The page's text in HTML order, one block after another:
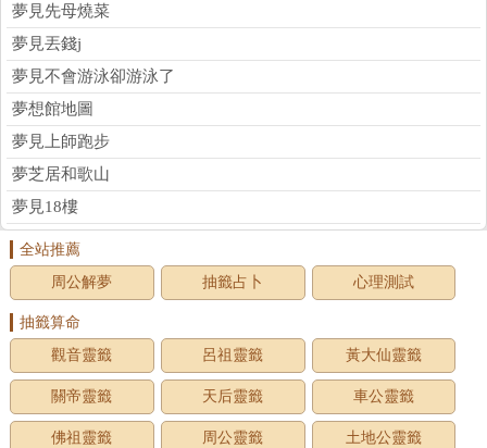
夢見先母燒菜
夢見丟錢j
夢見不會游泳卻游泳了
夢想館地圖
夢見上師跑步
夢芝居和歌山
夢見18樓
全站推薦
周公解夢
抽籤占卜 心理測試
抽籤算命
觀音靈籤
呂祖靈籤 黃大仙靈籤
關帝靈籤 天后靈籤 車公靈籤
佛祖靈籤 周公靈籤 土地公靈籤